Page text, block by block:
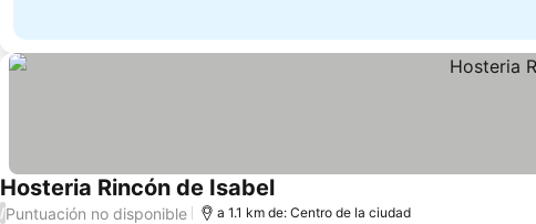
Hosteria Rincón de IsabelVer precios
/Puntuación no disponible a 1.1 km de: Centro de la ciudad